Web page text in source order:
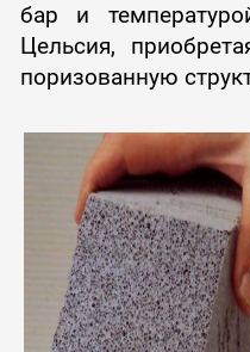
бар и
Цельсия,
поризованную